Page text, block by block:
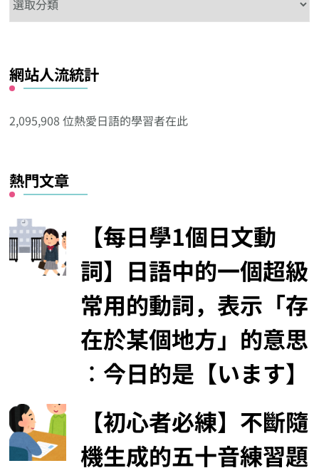
這
其
他
類
網站人流統計
2,095,908 位熱愛日語的學習者在此
熱門文章
【每日學1個日文動
詞】日語中的一個超級
常用的動詞，表示「存
在於某個地方」的意思
︰今日的是【います】
【初心者必練】不斷隨
機生成的五十音練習題